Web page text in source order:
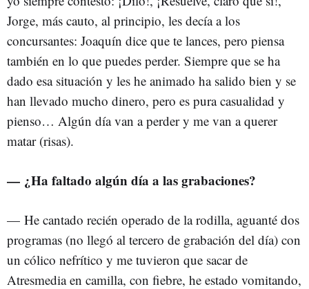
Jorge, más cauto, al principio, les decía a los
concursantes: Joaquín dice que te lances, pero piensa
también en lo que puedes perder. Siempre que se ha
dado esa situación y les he animado ha salido bien y se
han llevado mucho dinero, pero es pura casualidad y
pienso… Algún día van a perder y me van a querer
matar (risas).
— ¿Ha faltado algún día a las grabaciones?
— He cantado recién operado de la rodilla, aguanté dos
programas (no llegó al tercero de grabación del día) con
un cólico nefrítico y me tuvieron que sacar de
Atresmedia en camilla, con fiebre, he estado vomitando,